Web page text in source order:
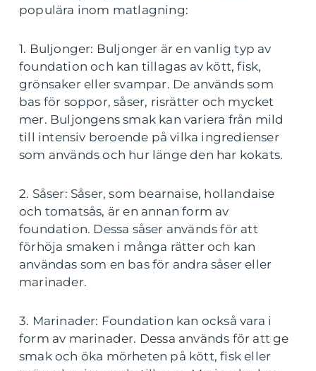
populära inom matlagning:
1. Buljonger: Buljonger är en vanlig typ av
foundation och kan tillagas av kött, fisk,
grönsaker eller svampar. De används som
bas för soppor, såser, risrätter och mycket
mer. Buljongens smak kan variera från mild
till intensiv beroende på vilka ingredienser
som används och hur länge den har kokats.
2. Såser: Såser, som bearnaise, hollandaise
och tomatsås, är en annan form av
foundation. Dessa såser används för att
förhöja smaken i många rätter och kan
användas som en bas för andra såser eller
marinader.
3. Marinader: Foundation kan också vara i
form av marinader. Dessa används för att ge
smak och öka mörheten på kött, fisk eller